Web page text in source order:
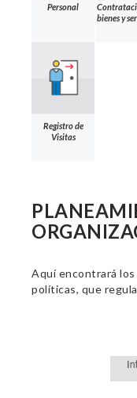
Personal
bienes y
Registro de
Visitas
Aquí encontrará
políticas, que